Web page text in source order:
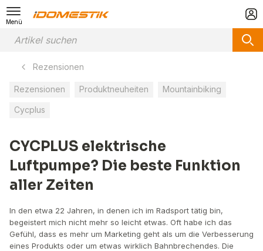
Menü
Rezensionen
Rezensionen Produktneuheiten Mountainbiking
Cycplus
CYCPLUS elektrische
Luftpumpe? Die beste Funktion
aller Zeiten
In den etwa 22 Jahren, in denen ich im Radsport tätig bin,
begeistert mich nicht mehr so leicht etwas. Oft habe ich das
Gefühl, dass es mehr um Marketing geht als um die Verbesserung
eines Produkts oder um etwas wirklich Bahnbrechendes. Die